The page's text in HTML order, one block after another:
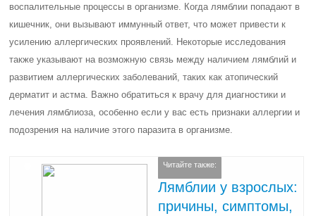
воспалительные процессы в организме. Когда лямблии попадают в
кишечник, они вызывают иммунный ответ, что может привести к
усилению аллергических проявлений. Некоторые исследования
также указывают на возможную связь между наличием лямблий и
развитием аллергических заболеваний, таких как атопический
дерматит и астма. Важно обратиться к врачу для диагностики и
лечения лямблиоза, особенно если у вас есть признаки аллергии и
подозрения на наличие этого паразита в организме.
Читайте также:
Лямблии у взрослых:
причины, симптомы,